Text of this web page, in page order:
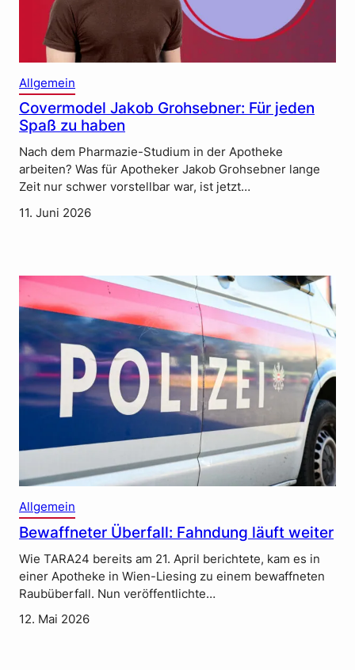
Allgemein
Covermodel Jakob Grohsebner: Für jeden
Spaß zu haben
Nach dem Pharmazie-Studium in der Apotheke
arbeiten? Was für Apotheker Jakob Grohsebner lange
Zeit nur schwer vorstellbar war, ist jetzt…
11. Juni 2026
Allgemein
Bewaffneter Überfall: Fahndung läuft weiter
Wie TARA24 bereits am 21. April berichtete, kam es in
einer Apotheke in Wien-Liesing zu einem bewaffneten
Raubüberfall. Nun veröffentlichte…
12. Mai 2026